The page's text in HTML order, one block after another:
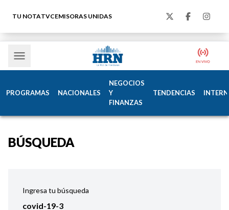
TU NOTATVCEMISORAS UNIDAS
PROGRAMAS NACIONALES
NEGOCIOS
Y
FINANZAS
TENDENCIAS
BÚSQUEDA
Ingresa tu búsqueda